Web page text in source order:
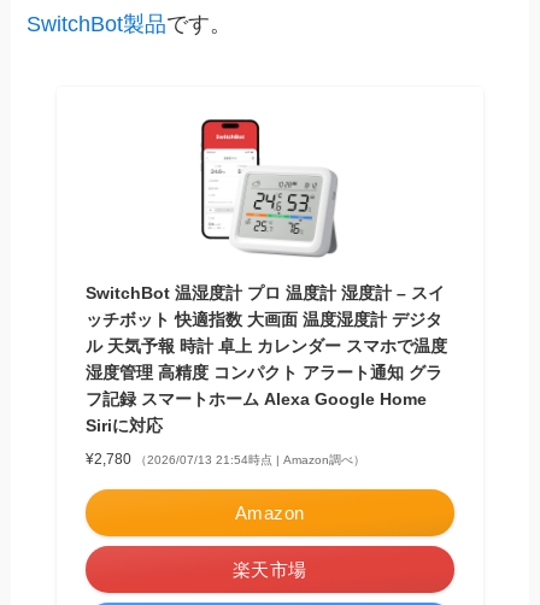
SwitchBot製品です。
SwitchBot 温湿度計 プロ 温度計 湿度計 – スイ
ッチボット 快適指数 大画面 温度湿度計 デジタ
ル 天気予報 時計 卓上 カレンダー スマホで温度
湿度管理 高精度 コンパクト アラート通知 グラ
フ記録 スマートホーム Alexa Google Home
Siriに対応
¥2,780 （2026/07/13 21:54時点 | Amazon調べ）
Amazon
楽天市場